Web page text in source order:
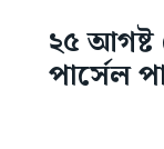
২৫ আগষ্ট
পার্সেল